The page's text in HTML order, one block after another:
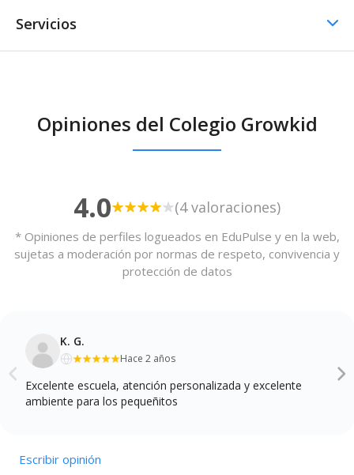
Servicios
Comedor / Cafetería -
Transporte escolar
Opiniones del Colegio Growkid
4.0 (4 valoraciones)
* Opiniones de perfiles logueados en EduPulse y en la web,
sujetas a moderación por normas de respeto, convivencia y
protección de datos
K. G.
Hace 2 años
Excelente escuela, atención personalizada y excelente
ambiente para los pequeñitos
Escribir opinión